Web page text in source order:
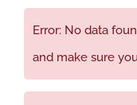
Error: No data
and make sure